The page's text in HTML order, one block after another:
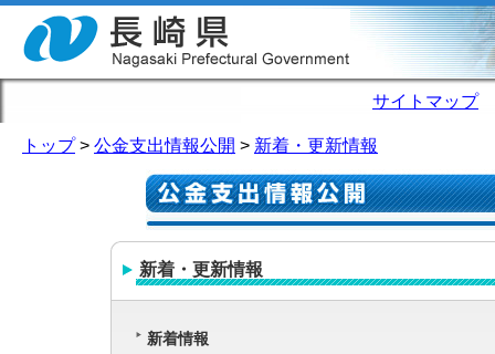
サイトマップ
トップ> 公金支出情報公開 > 新着・更新情報
新着・更新情報
新着情報